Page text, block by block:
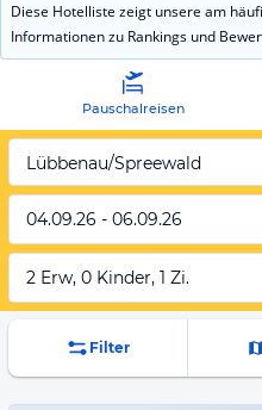
Diese Hotelliste zeigt unsere am
Informationen zu Rankings und
Pauschalreisen
Lübbenau/Spreewald
04.09.26 - 06.09.26
2 Erw, 0 Kinder, 1 Zi.
Filter